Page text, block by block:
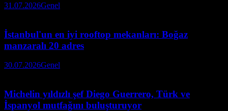
31.07.2026Genel
İstanbul'un en iyi rooftop mekanları: Boğaz
manzaralı 20 adres
30.07.2026Genel
Michelin yıldızlı şef Diego Guerrero, Türk ve
İspanyol mutfağını buluşturuyor